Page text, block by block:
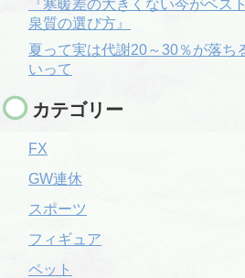
『寒暖差の大きくない今がベス
泉質の選び方』
夏って実は代謝20～30％が落ち
いって
カテゴリー
FX
GW連休
スポーツ
フィギュア
ペット